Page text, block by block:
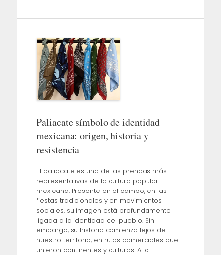
Paliacate símbolo de identidad
mexicana: origen, historia y
resistencia
El paliacate es una de las prendas más
representativas de la cultura popular
mexicana. Presente en el campo, en las
fiestas tradicionales y en movimientos
sociales, su imagen está profundamente
ligada a la identidad del pueblo. Sin
embargo, su historia comienza lejos de
nuestro territorio, en rutas comerciales que
unieron continentes y culturas. A lo…